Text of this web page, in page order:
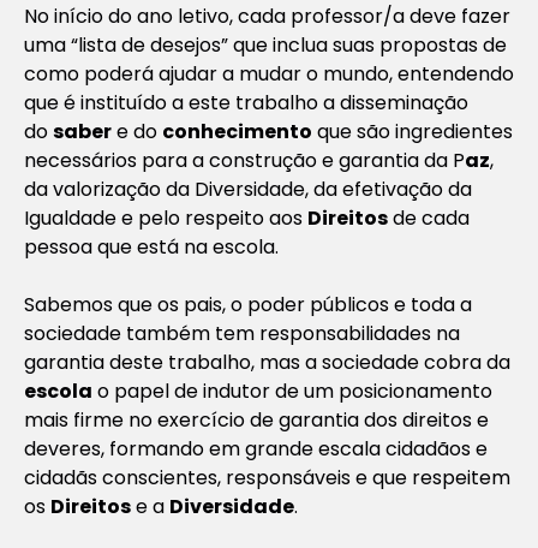
No início do ano letivo, cada professor/a deve fazer
uma “lista de desejos” que inclua suas propostas de
como poderá ajudar a mudar o mundo, entendendo
que é instituído a este trabalho a disseminação
dosabere do conhecimento que são ingredientes
necessários para a construção e garantia da Paz,
da valorização da Diversidade, da efetivação da
Igualdade e pelo respeito aos Direitosde cada
pessoa que está na escola.
Sabemos que os pais, o poder públicos e toda a
sociedade também tem responsabilidades na
garantia deste trabalho, mas a sociedade cobra da
escola o papel de indutor de um posicionamento
mais firme no exercício de garantia dos direitos e
deveres, formando em grande escala cidadãos e
cidadãs conscientes, responsáveis e que respeitem
os Direitose a Diversidade.